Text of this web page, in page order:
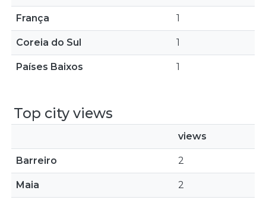
França 1
Coreia do Sul 1
Países Baixos 1
Top city views
views
Barreiro 2
Maia 2